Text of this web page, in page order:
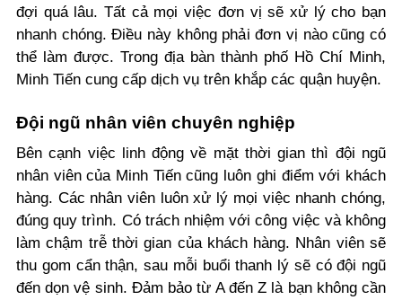
đợi quá lâu. Tất cả mọi việc đơn vị sẽ xử lý cho bạn
nhanh chóng. Điều này không phải đơn vị nào cũng có
thể làm được. Trong địa bàn thành phố Hồ Chí Minh,
Minh Tiến cung cấp dịch vụ trên khắp các quận huyện.
Đội ngũ nhân viên chuyên nghiệp
Bên cạnh việc linh động về mặt thời gian thì đội ngũ
nhân viên của Minh Tiến cũng luôn ghi điểm với khách
hàng. Các nhân viên luôn xử lý mọi việc nhanh chóng,
đúng quy trình. Có trách nhiệm với công việc và không
làm chậm trễ thời gian của khách hàng. Nhân viên sẽ
thu gom cẩn thận, sau mỗi buổi thanh lý sẽ có đội ngũ
đến dọn vệ sinh. Đảm bảo từ A đến Z là bạn không cần